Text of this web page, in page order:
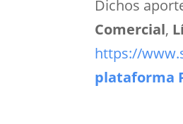
Dichos
Comercial,
https://
plataforma